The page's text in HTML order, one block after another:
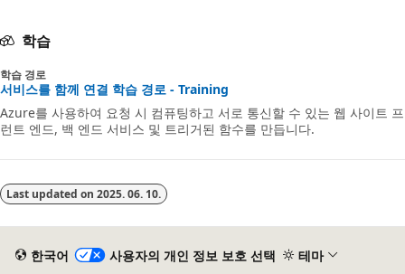
학습
학습 경로
서비스를 함께 연결 학습 경로 - Training
Azure를 사용하여 요청 시 컴퓨팅하고 서로 통신할 수 있는 웹 사이트 프
런트 엔드, 백 엔드 서비스 및 트리거된 함수를 만듭니다.
Last updated on 2025. 06. 10.
한국어 사용자의 개인 정보 보호 선택 테마